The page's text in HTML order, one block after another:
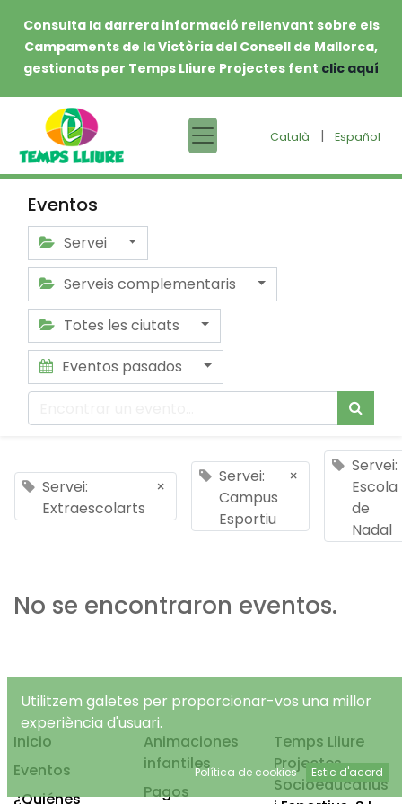
Consulta la darrera informació rellenvant sobre els
Campaments de la Victòria del Consell de Mallorca,
gestionats per Temps Lliure Projectes fent clic aquí
Català | Español
Eventos
Servei
Serveis complementaris
Totes les ciutats
Eventos pasados
Servei:
Extraescolarts
×
Servei:
Campus
Esportiu
×
Servei:
Escola
de
Nadal
No se encontraron eventos.
Inicio
Eventos
¿Quiénes
Animaciones
infantiles
Pagos
Temps Lliure
Projectes
Socioeducatius
Utilitzem galetes per proporcionar-vos una millor
experiència d'usuari.
Política de cookies Estic d'acord